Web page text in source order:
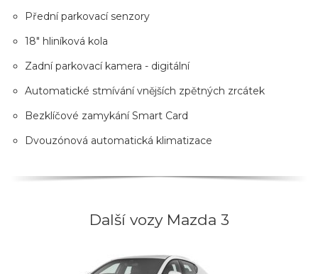
Přední parkovací senzory
18" hliníková kola
Zadní parkovací kamera - digitální
Automatické stmívání vnějších zpětných zrcátek
Bezklíčové zamykání Smart Card
Dvouzónová automatická klimatizace
Další vozy Mazda 3